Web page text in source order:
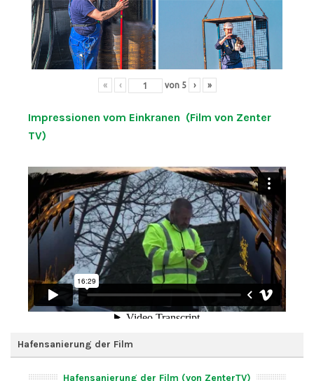
« ‹ von 5 › »
Impressionen vom Einkranen (Film von Zenter
TV)
Hafensanierung der Film
Hafensanierung der Film (von ZenterTV)